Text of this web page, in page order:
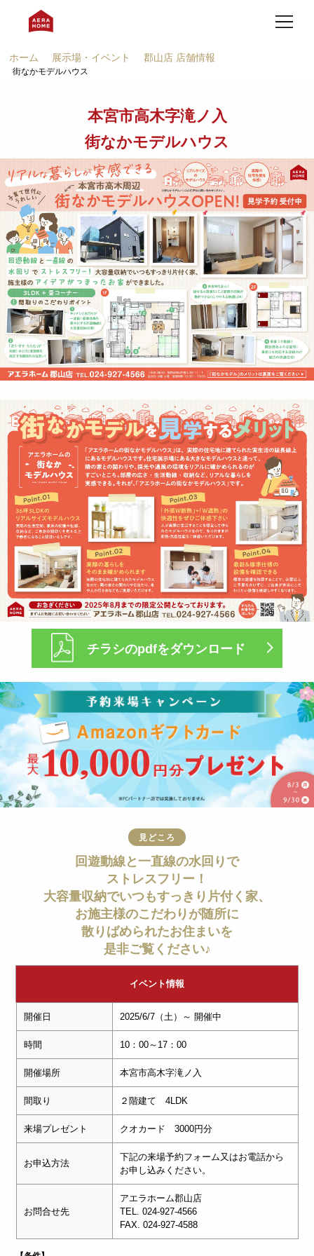
ホーム 展示場・イベント 郡山店 店舗情報
街なかモデルハウス
本宮市高木字滝ノ入
街なかモデルハウス
チラシのpdfをダウンロード
見どころ
回遊動線と一直線の水回りで
ストレスフリー！
大容量収納でいつもすっきり片付く家、
お施主様のこだわりが随所に
散りばめられたお住まいを
是非ご覧ください♪
イベント情報
開催日 2025/6/7（土）～ 開催中
時間 10：00～17：00
開催場所 本宮市高木字滝ノ入
間取り ２階建て 4LDK
来場プレゼント クオカード 3000円分
お申込方法
下記の来場予約フォーム又はお電話から
お申し込みください。
お問合せ先
アエラホーム郡山店
TEL. 024-927-4566
FAX. 024-927-4588